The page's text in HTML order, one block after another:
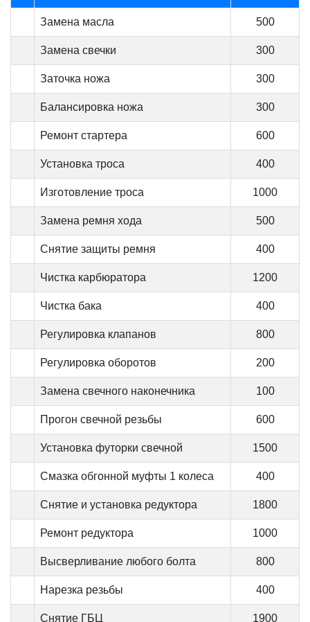
Замена масла 500
Замена свечки 300
Заточка ножа 300
Балансировка ножа 300
Ремонт стартера 600
Установка троса 400
Изготовление троса 1000
Замена ремня хода 500
Снятие защиты ремня 400
Чистка карбюратора 1200
Чистка бака 400
Регулировка клапанов 800
Регулировка оборотов 200
Замена свечного наконечника 100
Прогон свечной резьбы 600
Установка футорки свечной 1500
Смазка обгонной муфты 1 колеса 400
Снятие и установка редуктора 1800
Ремонт редуктора 1000
Высверливание любого болта 800
Нарезка резьбы 400
Снятие ГБЦ 1900